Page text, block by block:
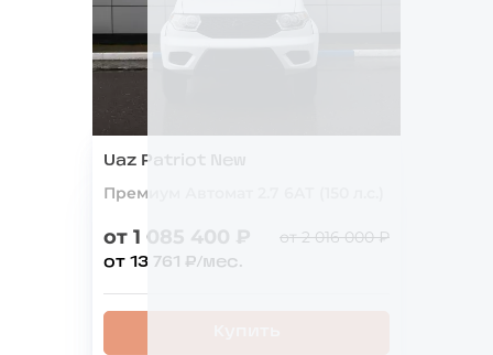
Uaz Patriot New
Премиум Автомат 2.7 6AТ (150 л.с.)
от 1 085 400 ₽ от 2 016 000 ₽
от 13 761 ₽/мес.